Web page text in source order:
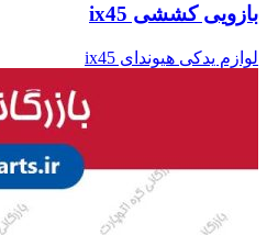
بازویی کششی ix45
لوازم یدکی هیوندای ix45